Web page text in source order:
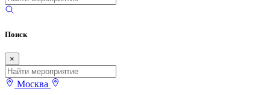
Поиск
×
Москва